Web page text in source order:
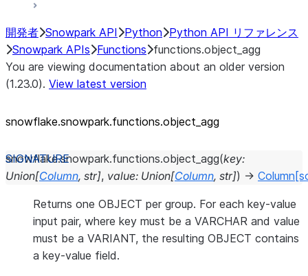
開発者 Snowpark API Python Python API リファレンス
Snowpark APIs Functions functions.object_agg
You are viewing documentation about an older version
(1.23.0). View latest version
snowflake.snowpark.functions.object_ agg
snowflake.snowpark.functions.object_agg(key:
Union[Column, str], value: Union[Column, str]) → Column
Returns one OBJECT per group. For each key-value
input pair, where key must be a VARCHAR and value
must be a VARIANT, the resulting OBJECT contains
a key-value field.